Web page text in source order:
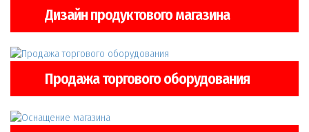
Дизайн продуктового магазина
Продажа торгового оборудования